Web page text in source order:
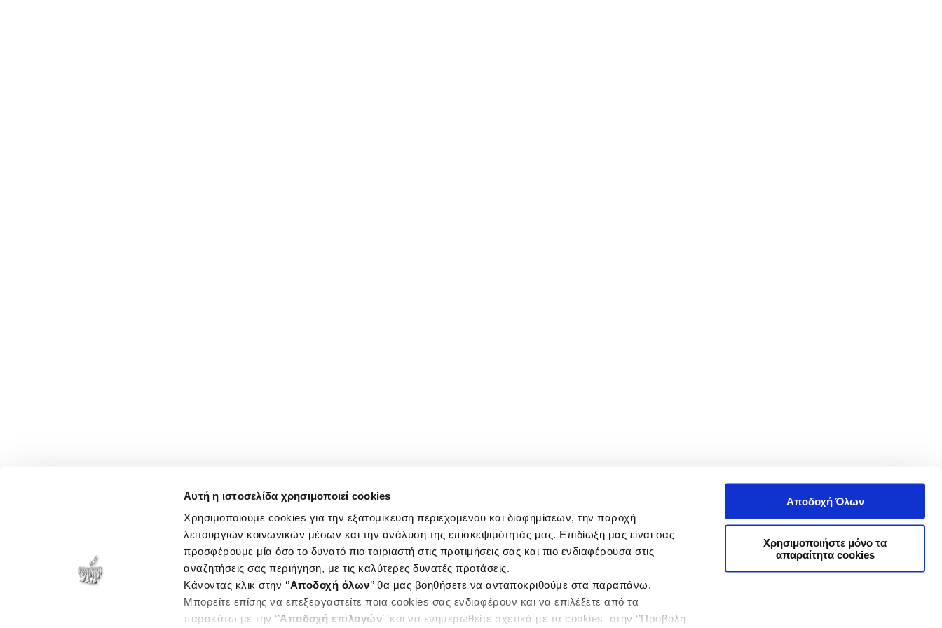
Αυτή η ιστοσελίδα χρησιμοποιεί cookies
Χρησιμοποιούμε cookies για την εξατομίκευση περιεχομένου και διαφημίσεων, την παροχή
λειτουργιών κοινωνικών μέσων και την ανάλυση της επισκεψιμότητάς μας. Επιδίωξη μας είναι σας
προσφέρουμε μία όσο το δυνατό πιο ταιριαστή στις προτιμήσεις σας και πιο ενδιαφέρουσα στις
αναζητήσεις σας περιήγηση, με τις καλύτερες δυνατές προτάσεις.
Κάνοντας κλικ στην ‘’Αποδοχή όλων’’ θα μας βοηθήσετε να ανταποκριθούμε στα παραπάνω.
Μπορείτε επίσης να επεξεργαστείτε ποια cookies σας ενδιαφέρουν και να επιλέξετε από τα
παρακάτω με την ‘’Αποδοχή επιλογών΄΄και να ενημερωθείτε σχετικά με τα cookies στην ‘’Προβολή
Αποδοχή Όλων
Χρησιμοποιήστε μόνο τα
απαραίτητα cookies